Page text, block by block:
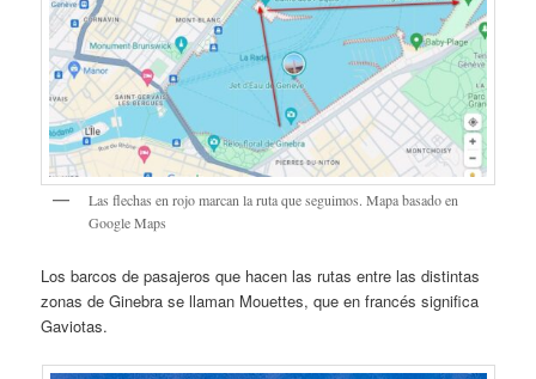
Las flechas en rojo marcan la ruta que seguimos. Mapa basado en
Google Maps
Los barcos de pasajeros que hacen las rutas entre las distintas
zonas de Ginebra se llaman Mouettes, que en francés significa
Gaviotas.